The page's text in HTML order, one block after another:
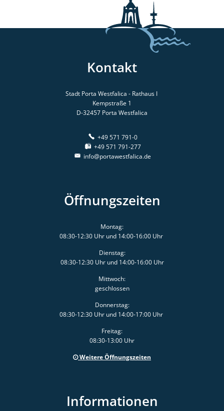
Kontakt
Stadt Porta Westfalica - Rathaus I
Kempstraße 1
D-32457 Porta Westfalica
+49 571 791-0
+49 571 791-277
info@portawestfalica.de
Öffnungszeiten
Montag:
08:30-12:30 Uhr und 14:00-16:00 Uhr
Dienstag:
08:30-12:30 Uhr und 14:00-16:00 Uhr
Mittwoch:
geschlossen
Donnerstag:
08:30-12:30 Uhr und 14:00-17:00 Uhr
Freitag:
08:30-13:00 Uhr
Weitere Öffnungszeiten
Informationen